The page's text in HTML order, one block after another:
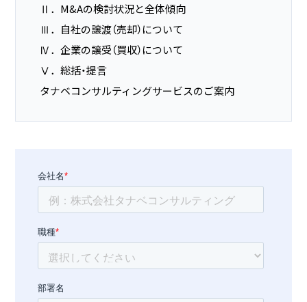
Ⅱ．M&Aの検討状況と全体傾向
Ⅲ．自社の譲渡（売却）について
Ⅳ．企業の譲受（買収）について
Ⅴ．総括・提言
タナベコンサルティングサービスのご案内